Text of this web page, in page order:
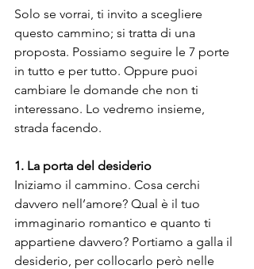
Solo se vorrai, ti invito a scegliere
questo cammino; si tratta di una
proposta. Possiamo seguire le 7 porte
in tutto e per tutto. Oppure puoi
cambiare le domande che non ti
interessano. Lo vedremo insieme,
strada facendo.
1. La porta del desiderio
Iniziamo il cammino. Cosa cerchi
davvero nell’amore? Qual è il tuo
immaginario romantico e quanto ti
appartiene davvero? Portiamo a galla il
desiderio, per collocarlo però nelle